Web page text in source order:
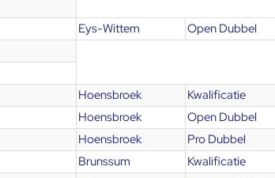
Eys-Wittem Open Dubbel
Hoensbroek Kwalificatie
Hoensbroek Open Dubbel
Hoensbroek Pro Dubbel
Brunssum Kwalificatie